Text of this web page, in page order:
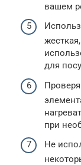
вашем
для
при
Не